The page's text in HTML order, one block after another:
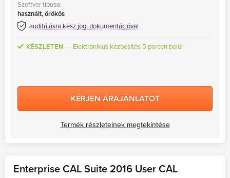
Szoftver típusa:
használt, örökös
auditálásra kész jogi dokumentációval
KÉSZLETEN Elektronikus kézbesítés 5 percen belül
KÉRJEN ÁRAJÁNLATOT
Termék részleteinek megtekintése
Enterprise CAL Suite 2016 User CAL